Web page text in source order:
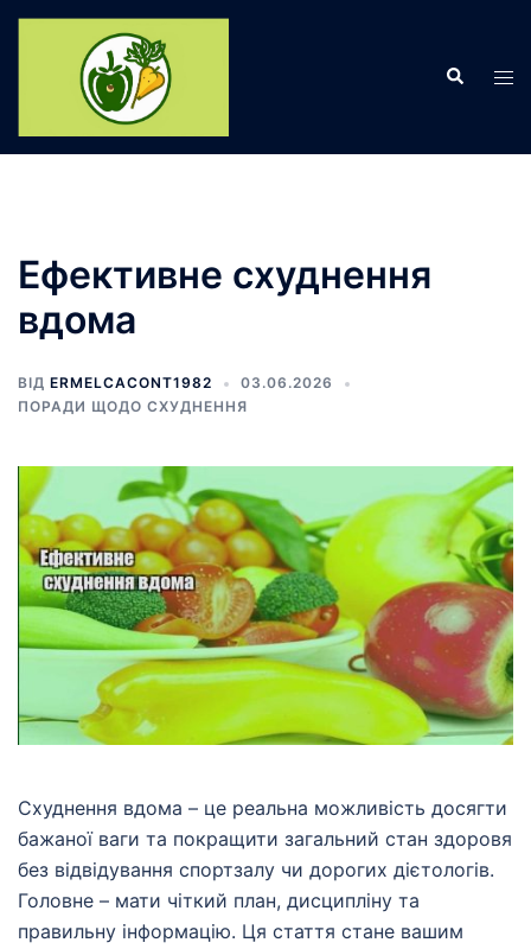
Перейти
Пошук
Ефективне схуднення
вдома
ВІД ERMELCACONT1982
03.06.2026
ПОРАДИ ЩОДО СХУДНЕННЯ
Схуднення вдома – це реальна можливість досягти
бажаної ваги та покращити загальний стан здоровя
без відвідування спортзалу чи дорогих дієтологів.
Головне – мати чіткий план, дисципліну та
правильну інформацію. Ця стаття стане вашим